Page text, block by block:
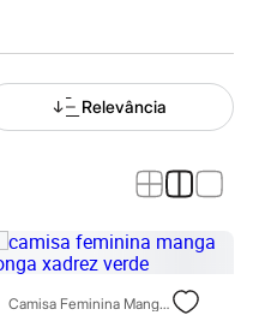
Relevância
Camisa Feminina Manga Longa Xadrez Verde